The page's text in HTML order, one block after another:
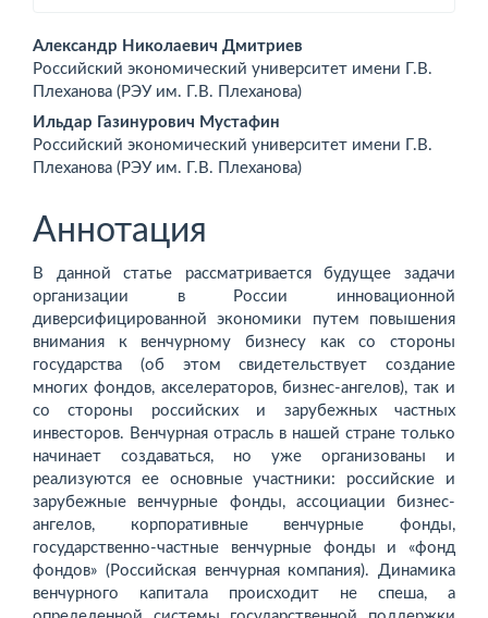
Основное
содержимое
статьи
Александр Николаевич Дмитриев
Российский экономический университет имени Г.В.
Плеханова (РЭУ им. Г.В. Плеханова)
Ильдар Газинурович Мустафин
Российский экономический университет имени Г.В.
Плеханова (РЭУ им. Г.В. Плеханова)
Аннотация
В данной статье рассматривается будущее задачи
организации в России инновационной
диверсифицированной экономики путем повышения
внимания к венчурному бизнесу как со стороны
государства (об этом свидетельствует создание
многих фондов, акселераторов, бизнес-ангелов), так и
со стороны российских и зарубежных частных
инвесторов. Венчурная отрасль в нашей стране только
начинает создаваться, но уже организованы и
реализуются ее основные участники: российские и
зарубежные венчурные фонды, ассоциации бизнес-
ангелов, корпоративные венчурные фонды,
государственно-частные венчурные фонды и «фонд
фондов» (Российская венчурная компания). Динамика
венчурного капитала происходит не спеша, а